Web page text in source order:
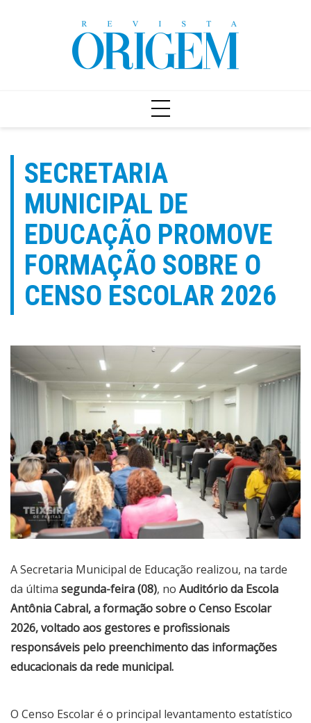
SECRETARIA
MUNICIPAL DE
EDUCAÇÃO PROMOVE
FORMAÇÃO SOBRE O
CENSO ESCOLAR 2026
A Secretaria Municipal de Educação realizou, na tarde
da última segunda-feira (08), no Auditório da Escola
Antônia Cabral, a formação sobre o Censo Escolar
2026, voltado aos gestores e profissionais
responsáveis pelo preenchimento das informações
educacionais da rede municipal.
O Censo Escolar é o principal levantamento estatístico